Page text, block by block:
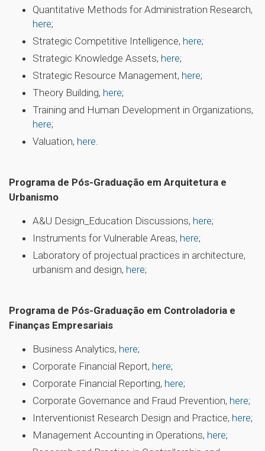
Quantitative Methods for Administration Research,
here;
Strategic Competitive Intelligence, here;
Strategic Knowledge Assets, here;
Strategic Resource Management, here;
Theory Building, here;
Training and Human Development in Organizations,
here;
Valuation, here.
Programa de Pós-Graduação em Arquitetura e
Urbanismo
A&U Design_Education Discussions, here;
Instruments for Vulnerable Areas, here;
Laboratory of projectual practices in architecture,
urbanism and design, here;
Programa de Pós-Graduação em Controladoria e
Finanças Empresariais
Business Analytics, here;
Corporate Financial Report, here;
Corporate Financial Reporting, here;
Corporate Governance and Fraud Prevention, here;
Interventionist Research Design and Practice, here;
Management Accounting in Operations, here;